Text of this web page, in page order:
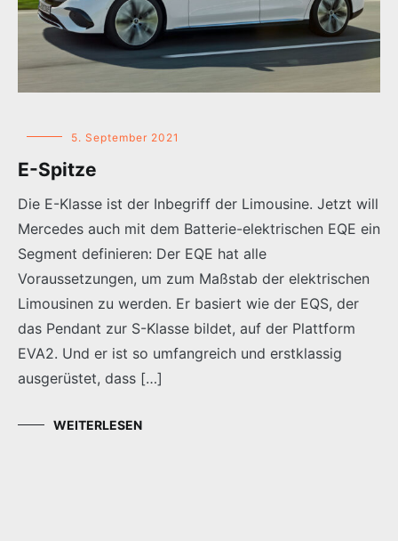
5. September 2021
E-Spitze
Die E-Klasse ist der Inbegriff der Limousine. Jetzt will
Mercedes auch mit dem Batterie-elektrischen EQE ein
Segment definieren: Der EQE hat alle
Voraussetzungen, um zum Maßstab der elektrischen
Limousinen zu werden. Er basiert wie der EQS, der
das Pendant zur S-Klasse bildet, auf der Plattform
EVA2. Und er ist so umfangreich und erstklassig
ausgerüstet, dass […]
WEITERLESEN